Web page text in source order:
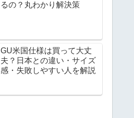
るの？丸わかり解決策
GU米国仕様は買って大丈
夫？日本との違い・サイズ
感・失敗しやすい人を解説